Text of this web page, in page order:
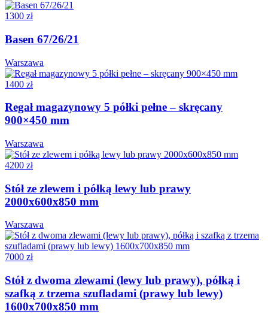
1300 zł
Basen 67/26/21
Warszawa
1400 zł
Regał magazynowy 5 półki pełne – skręcany
900×450 mm
Warszawa
4200 zł
Stół ze zlewem i półką lewy lub prawy
2000x600x850 mm
Warszawa
7000 zł
Stół z dwoma zlewami (lewy lub prawy), półką i
szafką z trzema szufladami (prawy lub lewy)
1600x700x850 mm